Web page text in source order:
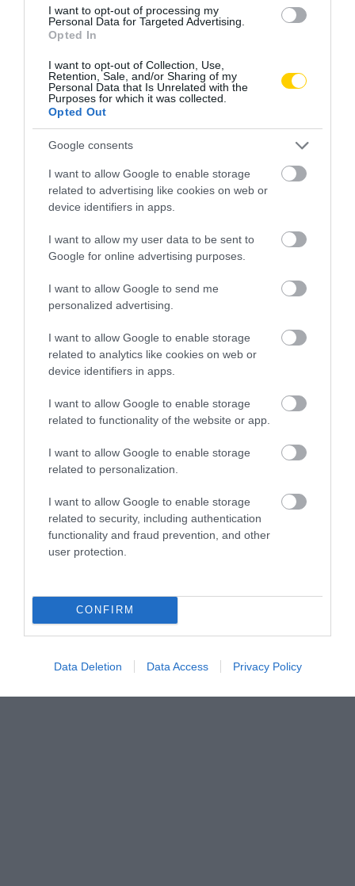
I want to opt-out of processing my
Personal Data for Targeted Advertising.
Opted In
I want to opt-out of Collection, Use,
Retention, Sale, and/or Sharing of my
Personal Data that Is Unrelated with the
Purposes for which it was collected.
Opted Out
Google consents
I want to allow Google to enable storage
related to advertising like cookies on web or
device identifiers in apps.
I want to allow my user data to be sent to
Google for online advertising purposes.
I want to allow Google to send me
personalized advertising.
I want to allow Google to enable storage
related to analytics like cookies on web or
device identifiers in apps.
I want to allow Google to enable storage
related to functionality of the website or app.
I want to allow Google to enable storage
related to personalization.
I want to allow Google to enable storage
related to security, including authentication
functionality and fraud prevention, and other
user protection.
CONFIRM
Data Deletion Data Access Privacy Policy